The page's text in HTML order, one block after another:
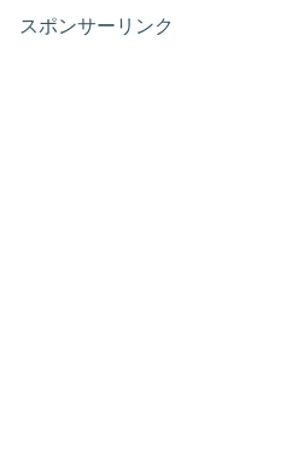
スポンサーリンク